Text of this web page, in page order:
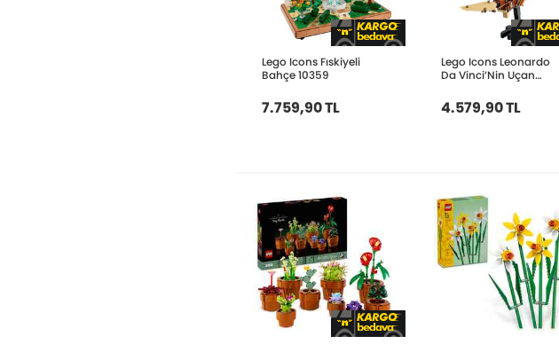
Lego Icons Fıskiyeli
Bahçe 10359
7.759,90 TL
Lego Icons Leonardo
Da Vinci’Nin Uçan
4.579,90 TL